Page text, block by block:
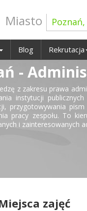
Miasto
Blog Rekrutacja
-
z zakresu prawa
instytucji
przygotowywania
pracy zespołu. To
i zainteresowanych
zajęć